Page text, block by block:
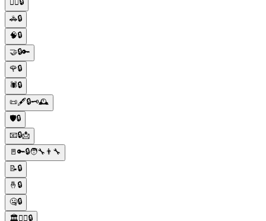
🕵️‍♀️🔒
🚓🔒
🧠🔒
🤝🔒🔑
🌹🔒
🕷️🔒
📜🖋️🔒🗝️🕰️
🛡️🔒
📧🔒📩
🚪🔑🔒🧑‍🔧👨‍🔧
📝🔒
🤞🔒
🤐🔒
🏛️👩‍⚖️🔒